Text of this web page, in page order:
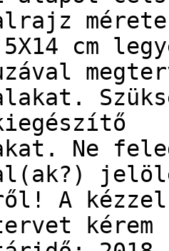
mérete
cm
Ne
A
kérem